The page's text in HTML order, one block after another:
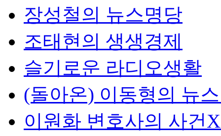
장성철의 뉴스명당
조태현의 생생경제
슬기로운 라디오생활
(돌아온) 이동형의 뉴
이원화 변호사의 사건